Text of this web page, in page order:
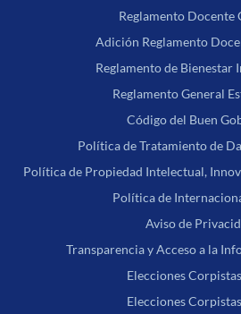
Reglamento Docente
Adición Reglamento
Reglamento de Bienestar
Reglamento General
Código del Buen
Política de Tratamiento de
Política de Propiedad Intelectual,
Política de
Aviso de
Transparencia y Acceso a la
Elecciones
Elecciones